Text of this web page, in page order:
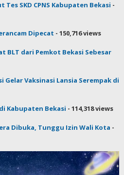
SKD CPNS Kabupaten Bekasi -
Dipecat - 150,716 views
BLT dari Pemkot Bekasi Sebesar
Gelar Vaksinasi Lansia Serempak di
Kabupaten Bekasi - 114,318 views
Dibuka, Tunggu Izin Wali Kota -